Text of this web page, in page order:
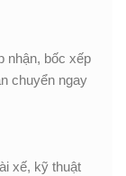
nhận, bốc xếp
chuyển ngay
xế, kỹ thuật